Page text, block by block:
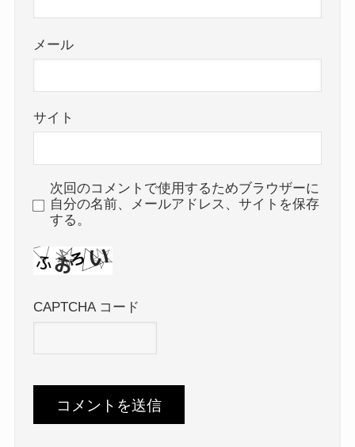
メール
サイト
次回のコメントで使用するためブラウザーに
自分の名前、メールアドレス、サイトを保存
する。
CAPTCHA コード